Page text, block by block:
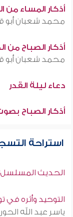
أذكار المساء من
محمد شعبان أبو
أذكار الصباح من
محمد شعبان أبو
دعاء ليلة القدر
أذكار الصباح
استراحة
الحديث
التوحيد وأثره في
ياسر عبد الله